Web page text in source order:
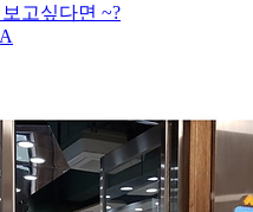
고싶다면 ~?